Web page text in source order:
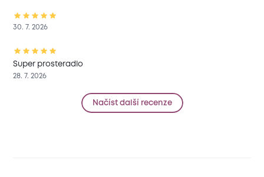
30. 7. 2026
Super prosteradlo
28. 7. 2026
Načíst další recenze